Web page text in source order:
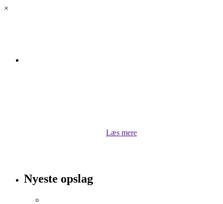
×
Læs mere
Nyeste opslag